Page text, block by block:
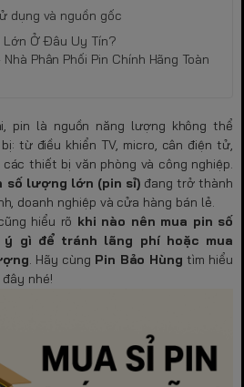
dụng và nguồn gốc
Lớn Ở Đâu Uy Tín?
Phân Phối Pin Chính Hãng Toàn
pin là nguồn năng lượng không thể
từ điều khiển TV, micro, cân điện tử,
thiết bị văn phòng và công nghiệp.
số lượng lớn (pin sỉ)đang trở thành
doanh nghiệp và cửa hàng bán lẻ.
hiểu rõ khi nào nên mua pin số
gì để tránh lãng phí hoặc mua
. Hãy cùng Pin Bảo Hùng tìm hiểu
nhé!